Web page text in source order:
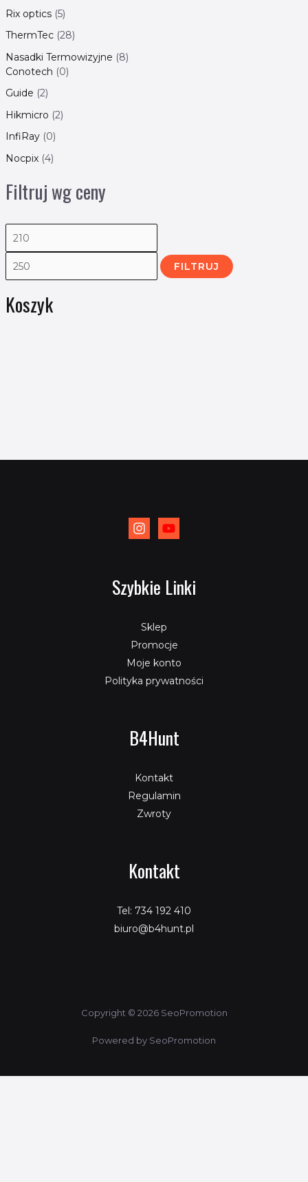
Rix optics 5
ThermTec 28
Nasadki Termowizyjne 8
Conotech 0
Guide 2
Hikmicro 2
InfiRay 0
Nocpix 4
Filtruj wg ceny
FILTRUJ
Koszyk
Szybkie Linki
Sklep
Promocje
Moje konto
Polityka prywatności
B4Hunt
Kontakt
Regulamin
Zwroty
Kontakt
Tel: 734 192 410
biuro@b4hunt.pl
Copyright © 2026 SeoPromotion
Powered by SeoPromotion